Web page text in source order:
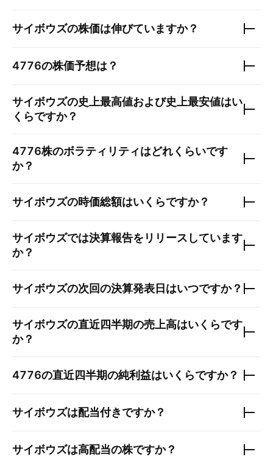
サイボウズの株価は伸びていますか？
4776の株価予想は？
サイボウズの史上最高値および史上最安値はい
くらですか？
4776株のボラティリティはどれくらいです
か？
サイボウズの時価総額はいくらですか？
サイボウズでは決算報告をリリースしています
か？
サイボウズの次回の決算発表日はいつですか？
サイボウズの直近四半期の売上高はいくらです
か？
4776の直近四半期の純利益はいくらですか？
サイボウズは配当付きですか？
サイボウズは高配当の株ですか？